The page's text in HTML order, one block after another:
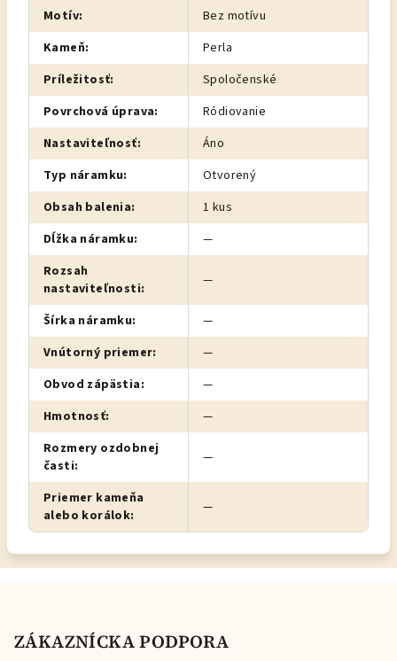
Motív:
Bez motívu
Kameň:
Perla
Príležitosť:
Spoločenské
Povrchová úprava:
Ródiovanie
Nastaviteľnosť:
Áno
Typ náramku:
Otvorený
Obsah balenia:
1 kus
Dĺžka náramku:
—
Rozsah
nastaviteľnosti: —
Šírka náramku:
—
Vnútorný priemer:
—
Obvod zápästia:
—
Hmotnosť:
—
Rozmery ozdobnej
časti: —
Priemer kameňa
alebo korálok: —
ZÁKAZNÍCKA PODPORA